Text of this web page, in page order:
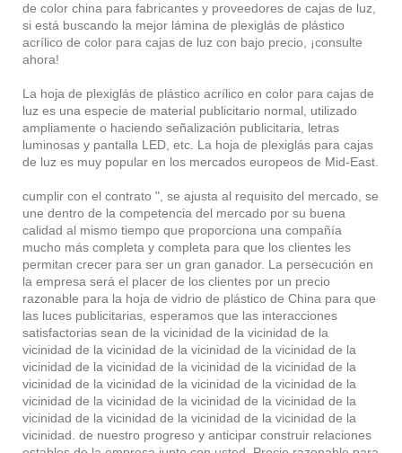
de color china para fabricantes y proveedores de cajas de luz,
si está buscando la mejor lámina de plexiglás de plástico
acrílico de color para cajas de luz con bajo precio, ¡consulte
ahora!
La hoja de plexiglás de plástico acrílico en color para cajas de
luz es una especie de material publicitario normal, utilizado
ampliamente o haciendo señalización publicitaria, letras
luminosas y pantalla LED, etc. La hoja de plexiglás para cajas
de luz es muy popular en los mercados europeos de Mid-East.
cumplir con el contrato ", se ajusta al requisito del mercado, se
une dentro de la competencia del mercado por su buena
calidad al mismo tiempo que proporciona una compañía
mucho más completa y completa para que los clientes les
permitan crecer para ser un gran ganador. La persecución en
la empresa será el placer de los clientes por un precio
razonable para la hoja de vidrio de plástico de China para que
las luces publicitarias, esperamos que las interacciones
satisfactorias sean de la vicinidad de la vicinidad de la
vicinidad de la vicinidad de la vicinidad de la vicinidad de la
vicinidad de la vicinidad de la vicinidad de la vicinidad de la
vicinidad de la vicinidad de la vicinidad de la vicinidad de la
vicinidad de la vicinidad de la vicinidad de la vicinidad de la
vicinidad de la vicinidad de la vicinidad de la vicinidad de la
vicinidad. de nuestro progreso y anticipar construir relaciones